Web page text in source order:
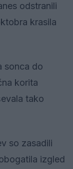
odstranili
krasila
sonca do
korita
tako
so zasadili
izgled